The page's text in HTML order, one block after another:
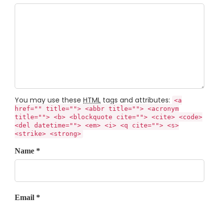
You may use these HTML tags and attributes: <a
href="" title=""> <abbr title=""> <acronym
title=""> <b> <blockquote cite=""> <cite> <code>
<del datetime=""> <em> <i> <q cite=""> <s>
<strike> <strong>
Name *
Email *